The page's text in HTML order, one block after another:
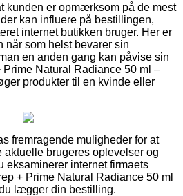
kunden er opmærksom på de mest
kan influere på bestillingen,
internet butikken bruger. Her er
når som helst bevarer sin
en anden gang kan påvise sin
Natural Radiance 50 ml –
produkter til en kvinde eller
fremragende muligheder for at
brugeres oplevelser og
eksaminerer internet firmaets
+ Prime Natural Radiance 50 ml
lægger din bestilling.